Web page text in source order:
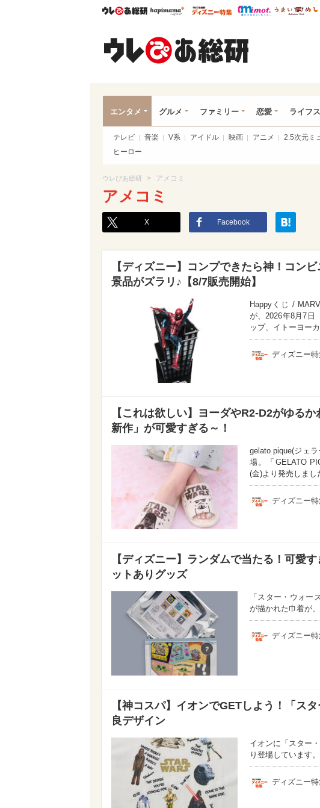
ウレぴあ総研ハピママ* ウレぴあ総研 ディ
mimot.
エンタメ グルメ ファミリー 恋愛 ライフ
テレビ 音楽 V系 アイドル 映画 アニメ 2.5次元ミ
ヒーロー
ウレぴあ総研 > アメコミ
アメコミ
X Facebook
【ディズニー】コンプできたら神！コン
景品がズラリ♪【8/7販売開始】
Happyくじ /
が、2026年8月7日
ップ、イトーヨー
ディズニー
【これは欲しい】ヨーダやR2-D2がゆる
新作」が可愛すぎる～！
gelato pique(ジェ
場。「GELATO
(金)より発売しまし
ディズニー
【ディズニー】ランダムで当たる！可愛
ットありグッズ
「スター・ウォー
が描かれた巾着が
ディズニー
【神コスパ】イオンでGETしよう！「ス
良デザイン
イオンに「スター
り登場しています。
ディズニー